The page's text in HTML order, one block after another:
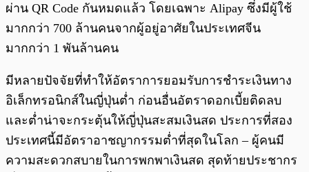
ผ่าน QR Code กันหมดแล้ว โดยเฉพาะ Alipay ซึ่งมีผู้ใช้
มากกว่า 700 ล้านคนจากผู้อยู่อาศัยในประเทศจีน
มากกว่า 1 พันล้านคน
มีหลายปัจจัยที่ทำให้อัตราการยอมรับการชำระเงินทาง
อิเล็กทรอนิกส์ในญี่ปุ่นต่ำ ก่อนอื่นอัตราดอกเบี้ยติดลบ
และต่ำน่าจะกระตุ้นให้ญี่ปุ่นสะสมเงินสด ประการที่สอง
ประเทศนี้มีอัตราอาชญากรรมต่ำที่สุดในโลก – ผู้คนมี
ความสะดวกสบายในการพกพาเงินสด สุดท้ายประชากร